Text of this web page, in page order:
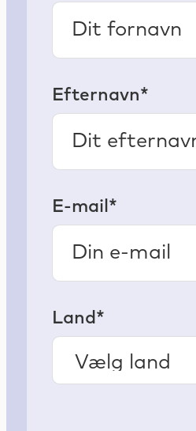
Efternavn*
E-mail*
Land*